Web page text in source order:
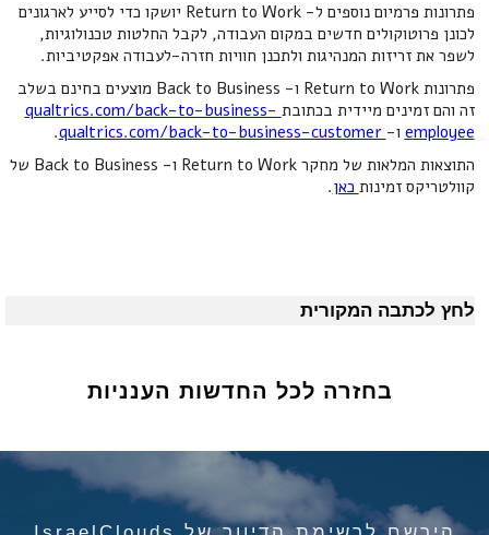
פתרונות פרמיום נוספים ל- Return to Work יושקו כדי לסייע לארגונים
לכונן פרוטוקולים חדשים במקום העבודה, לקבל החלטות טכנולוגיות,
לשפר את זריזות המנהיגות ולתכנן חוויות חזרה-לעבודה אפקטיביות.
פתרונות Return to Work ו- Back to Business מוצעים בחינם בשלב
זה והם זמינים מיידית בכתובת qualtrics.com/back-to-business-
employee ו- qualtrics.com/back-to-business-customer
.
התוצאות המלאות של מחקר Return to Work ו- Back to Business של
קוולטריקס זמינות כאן.
לחץ לכתבה המקורית
בחזרה לכל החדשות הענניות